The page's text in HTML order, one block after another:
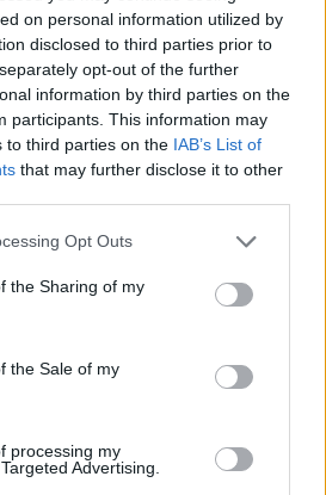
on personal information utilized by
disclosed to third parties prior to
opt-out of the further
information by third parties on the
participants. This information may
to third parties on the IAB’s List of
that may further disclose it to other
app uses one or more Google
usage behaviour. You may click to
Google and its third-party tags to
specified purposes in below Google
Opt Outs
the Sharing of my
the Sale of my
processing my
Advertising.
– Gaál Zoltán
az
hajléktalanokat ellátó
hajléktalanszállókon,
és nappali
miközben rendre